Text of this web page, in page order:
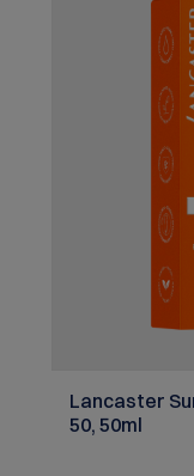
Lancaster
50, 50ml